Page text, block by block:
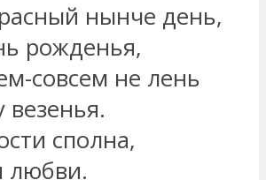
нынче день,
рожденья,
совсем не лень
сполна,
любви.